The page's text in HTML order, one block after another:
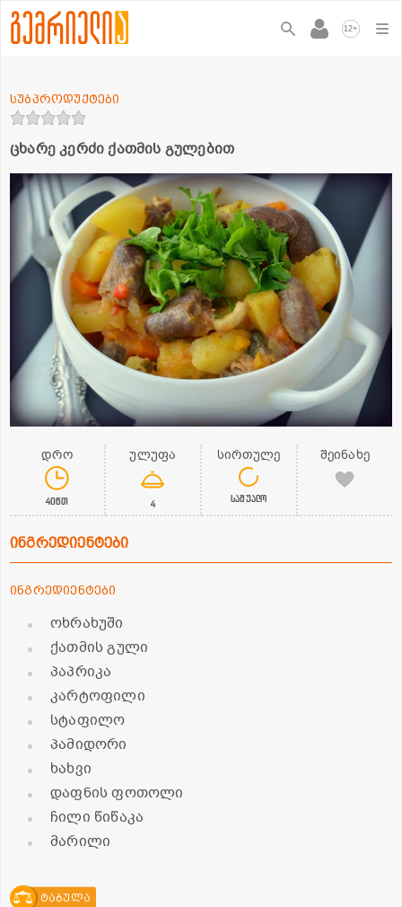
12+
ცხარე კერძი ქათმის გულებით
სუბპროდუქტები
დრო
40წთ
ულუფა
4
სირთულე
საშუალო
შეინახე
ინგრედიენტები
ინგრედიენტები
ოხრახუში
ქათმის გული
პაპრიკა
კარტოფილი
სტაფილო
პამიდორი
ხახვი
დაფნის ფოთოლი
ჩილი წიწაკა
მარილი
ტაბულა